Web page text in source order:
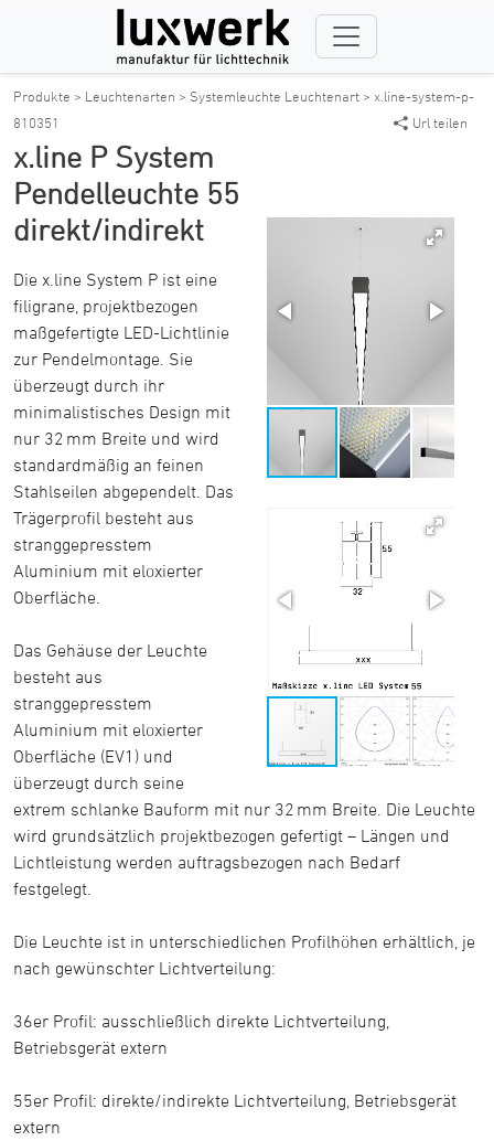
Produkte > Leuchtenarten > Systemleuchte Leuchtenart > x.line-system-p-
810351
Url teilen
x.line P System
Pendelleuchte 55
direkt/indirekt
Die x.line System P ist eine
filigrane, projektbezogen
maßgefertigte LED-Lichtlinie
zur Pendelmontage. Sie
überzeugt durch ihr
minimalistisches Design mit
nur 32 mm Breite und wird
standardmäßig an feinen
Stahlseilen abgependelt. Das
Trägerprofil besteht aus
stranggepresstem
Aluminium mit eloxierter
Oberfläche.
Das Gehäuse der Leuchte
besteht aus
stranggepresstem
Aluminium mit eloxierter
Oberfläche (EV1) und
überzeugt durch seine
extrem schlanke Bauform mit nur 32 mm Breite. Die Leuchte
wird grundsätzlich projektbezogen gefertigt – Längen und
Lichtleistung werden auftragsbezogen nach Bedarf
festgelegt.
Die Leuchte ist in unterschiedlichen Profilhöhen erhältlich, je
nach gewünschter Lichtverteilung:
36er Profil: ausschließlich direkte Lichtverteilung,
Betriebsgerät extern
55er Profil: direkte/indirekte Lichtverteilung, Betriebsgerät
extern